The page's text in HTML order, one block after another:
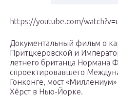
https://youtube.com/
Документальный фильм о
Притцкеровской и
летнего британца Нормана
спроектировавшего
Гонконге, мост
Хёрст в Нью-Йорке.